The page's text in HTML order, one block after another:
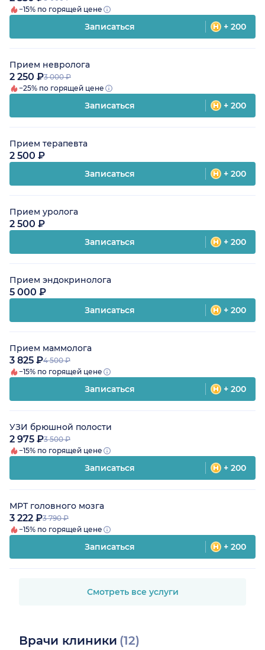
−15% по горящей цене
Записаться + 200
Прием невролога
2 250 ₽3 000 ₽
−25% по горящей цене
Записаться + 200
Прием терапевта
2 500 ₽
Записаться + 200
Прием уролога
2 500 ₽
Записаться + 200
Прием эндокринолога
5 000 ₽
Записаться + 200
Прием маммолога
3 825 ₽4 500 ₽
−15% по горящей цене
Записаться + 200
УЗИ брюшной полости
2 975 ₽3 500 ₽
−15% по горящей цене
Записаться + 200
МРТ головного мозга
3 222 ₽3 790 ₽
−15% по горящей цене
Записаться + 200
Смотреть все услуги
Врачи клиники (12)